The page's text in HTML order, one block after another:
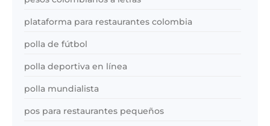
plataforma para restaurantes colombia
polla de fútbol
polla deportiva en línea
polla mundialista
pos para restaurantes pequeños